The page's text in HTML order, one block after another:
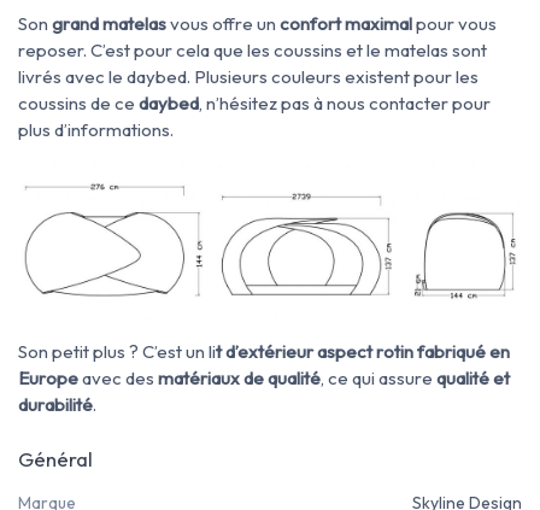
Son grand matelasvous offre un confort maximalpour vous
reposer. C’est pour cela que les coussins et le matelas sont
livrés avec le daybed. Plusieurs couleurs existent pour les
coussins de ce daybed, n’hésitez pas à nous contacter pour
plus d’informations.
Son petit plus ? C’est un lit d’extérieur aspect rotin fabriqué en
Europeavec des matériaux de qualité, ce qui assure qualité et
durabilité.
Général
Marque Skyline Design